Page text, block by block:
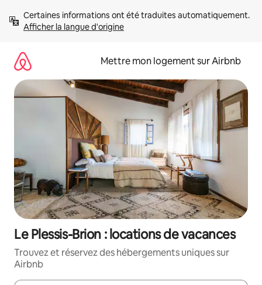
directement
Afficher la langue d'origine
Mettre mon logement sur Airbnb
Le Plessis-Brion : locations de vacances
Trouvez et réservez des hébergements uniques sur
Airbnb